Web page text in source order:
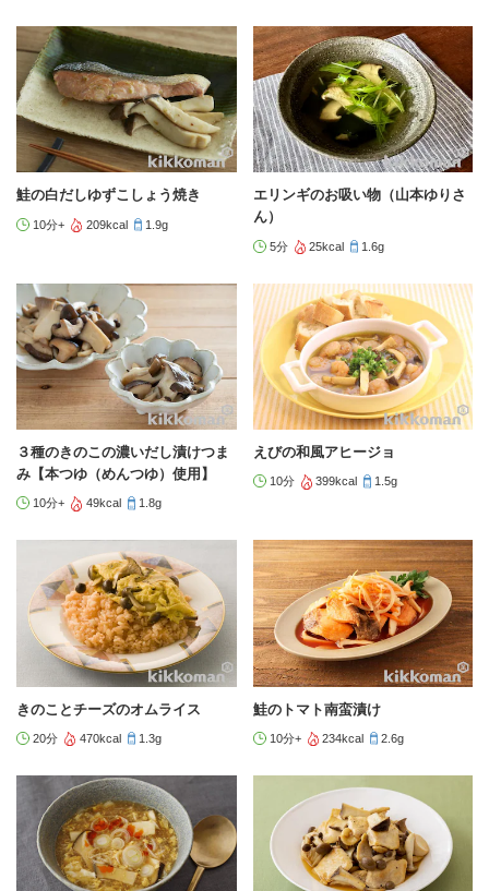
鮭の白だしゆずこしょう焼き
10分+ 209kcal 1.9g
エリンギのお吸い物（山本ゆりさ
ん）
5分 25kcal 1.6g
３種のきのこの濃いだし漬けつま
み【本つゆ（めんつゆ）使用】
10分+ 49kcal 1.8g
えびの和風アヒージョ
10分 399kcal 1.5g
きのことチーズのオムライス
20分 470kcal 1.3g
鮭のトマト南蛮漬け
10分+ 234kcal 2.6g